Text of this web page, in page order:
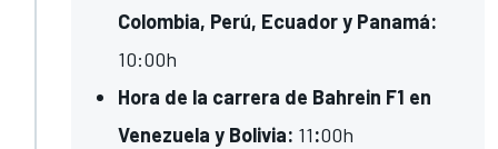
Colombia, Perú, Ecuador y Panamá:
10:00h
Hora de la carrera de Bahrein F1 en
Venezuela y Bolivia: 11:00h